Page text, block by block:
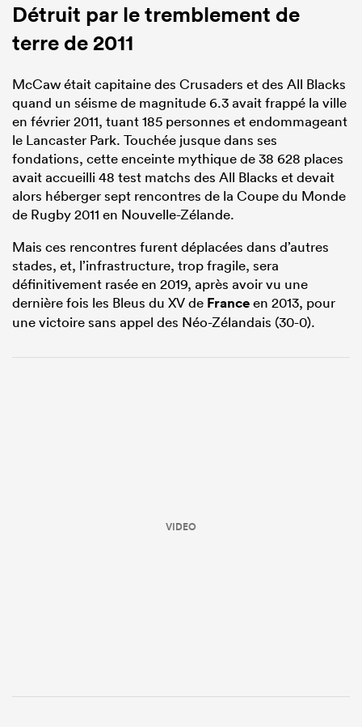
Détruit par le tremblement de
terre de 2011
McCaw était capitaine des Crusaders et des All Blacks
quand un séisme de magnitude 6.3 avait frappé la ville
en février 2011, tuant 185 personnes et endommageant
le Lancaster Park. Touchée jusque dans ses
fondations, cette enceinte mythique de 38 628 places
avait accueilli 48 test matchs des All Blacks et devait
alors héberger sept rencontres de la Coupe du Monde
de Rugby 2011 en Nouvelle-Zélande.
Mais ces rencontres furent déplacées dans d’autres
stades, et, l’infrastructure, trop fragile, sera
définitivement rasée en 2019, après avoir vu une
dernière fois les Bleus du XV de Franceen 2013, pour
une victoire sans appel des Néo-Zélandais (30-0).
VIDEO